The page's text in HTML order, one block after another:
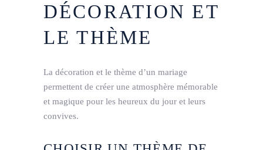
DÉCORATION ET
LE THÈME
La décoration et le thème d’un mariage
permettent de créer une atmosphère mémorable
et magique pour les heureux du jour et leurs
convives.